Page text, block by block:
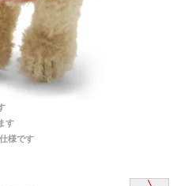
すか。受取の際、関税な
のち欠品を行いお客様
すのでお客様のご負担
いの期間がかかります
で届けて頂きとても
ました」
（男性）
ップで一番信用出来
す
様です